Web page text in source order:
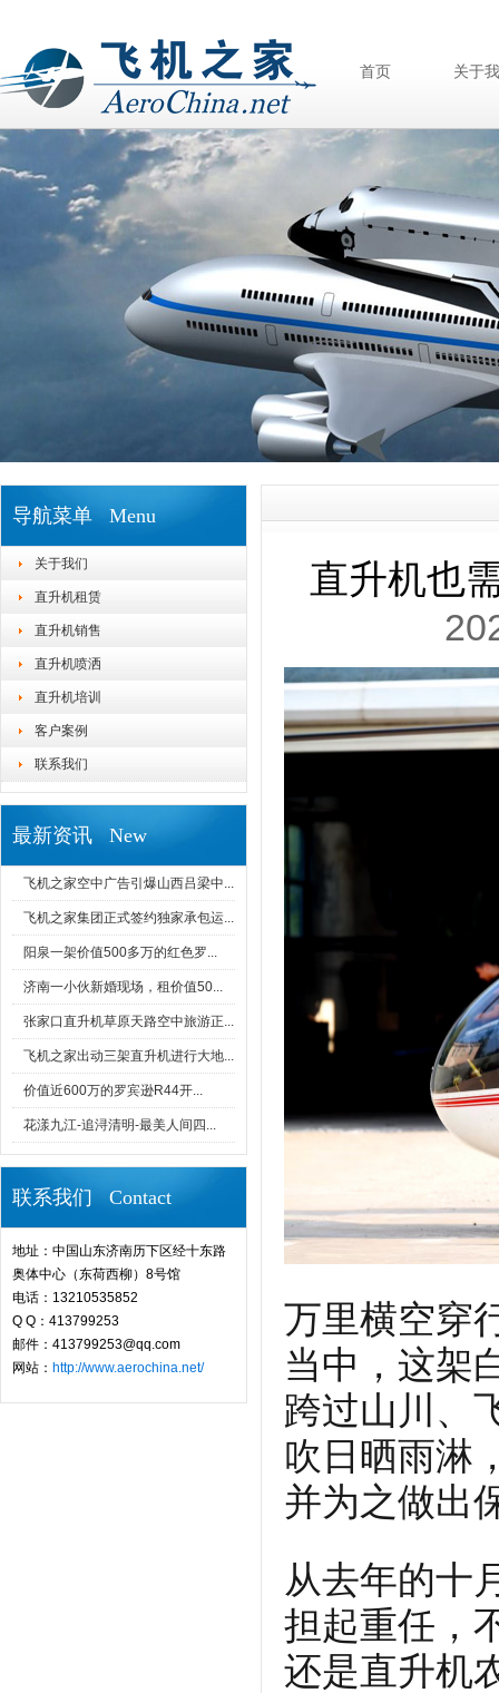
首页 关于
导航菜单 Menu
关于我们
直升机租赁
直升机销售
直升机喷洒
直升机培训
客户案例
联系我们
最新资讯 New
飞机之家空中广告引爆山西吕梁中...
飞机之家集团正式签约独家承包运...
阳泉一架价值500多万的红色罗...
济南一小伙新婚现场，租价值50...
张家口直升机草原天路空中旅游正...
飞机之家出动三架直升机进行大地...
价值近600万的罗宾逊R44开...
花漾九江-追浔清明-最美人间四...
联系我们 Contact
地址：中国山东济南历下区经十东路
奥体中心（东荷西柳）8号馆
电话：13210535852
Q Q：413799253
邮件：413799253@qq.com
网站： http://www.aerochina.net/
直升机也
万里横空穿
当中，这架
跨过山川、
吹日晒雨淋
并为之做出
从去年的十
担起重任，
还是直升机